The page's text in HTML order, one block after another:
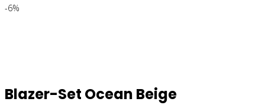
-6%
Blazer-Set Ocean Beige